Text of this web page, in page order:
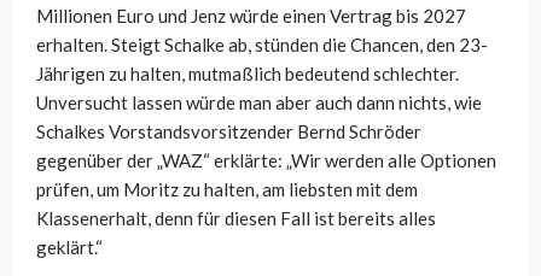
Millionen Euro und Jenz würde einen Vertrag bis 2027
erhalten. Steigt Schalke ab, stünden die Chancen, den 23-
Jährigen zu halten, mutmaßlich bedeutend schlechter.
Unversucht lassen würde man aber auch dann nichts, wie
Schalkes Vorstandsvorsitzender Bernd Schröder
gegenüber der „WAZ“ erklärte: „Wir werden alle Optionen
prüfen, um Moritz zu halten, am liebsten mit dem
Klassenerhalt, denn für diesen Fall ist bereits alles
geklärt.“